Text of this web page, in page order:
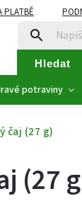
PLATBĚ
Hledat
potraviny
čaj (27 g)
(27